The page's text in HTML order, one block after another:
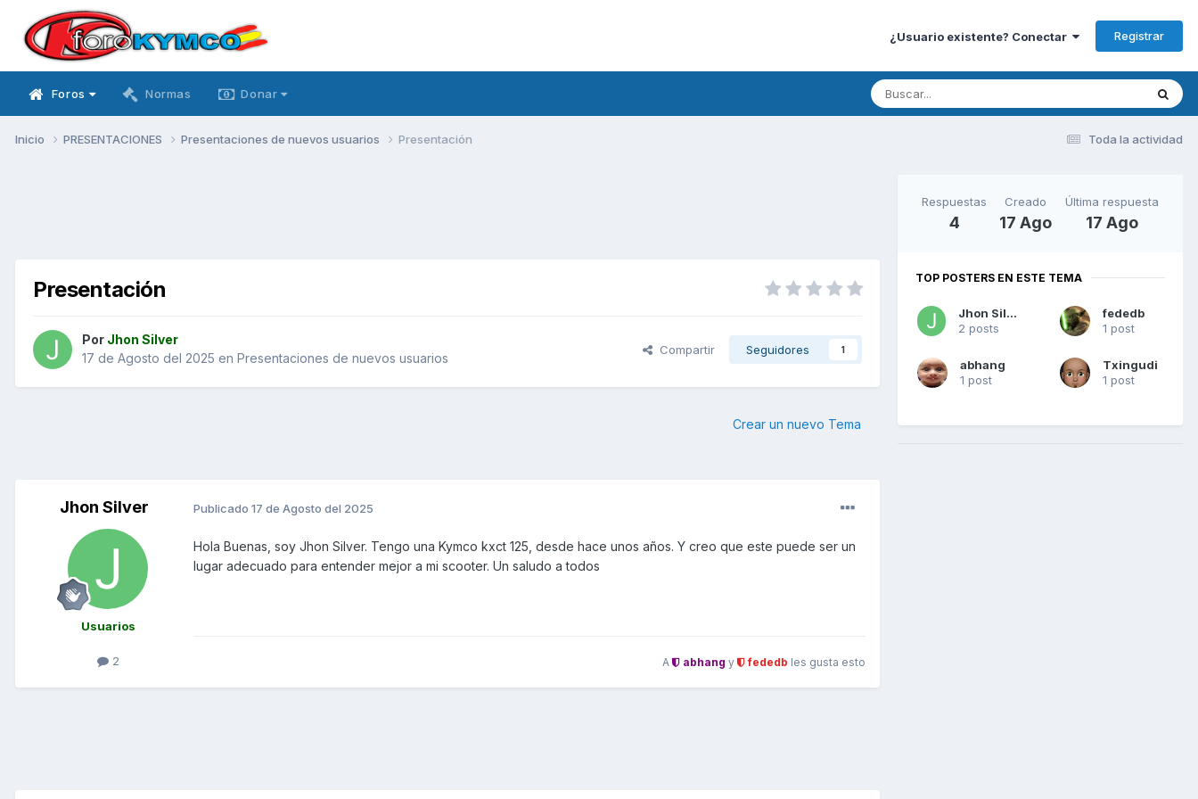
¿Usuario existente? Conectar Registrar
Foros Normas Donar
Toda la actividad
Inicio PRESENTACIONES Presentaciones de nuevos usuarios Presentación
Presentación
Por Jhon Silver
17 de Agosto del 2025 en Presentaciones de nuevos usuarios
Compartir Seguidores 1
Crear un nuevo Tema
Jhon Silver
Usuarios
2
Publicado 17 de Agosto del 2025
Hola Buenas, soy Jhon Silver. Tengo una Kymco kxct 125, desde hace unos años. Y creo que este puede ser un
lugar adecuado para entender mejor a mi scooter. Un saludo a todos
A abhang y fededb les gusta esto
Respuestas
4
Creado
17 Ago
Última respuesta
17 Ago
TOP POSTERS EN ESTE TEMA
Jhon Silver
2 posts
fededb
1 post
abhang
1 post
Txingudi
1 post